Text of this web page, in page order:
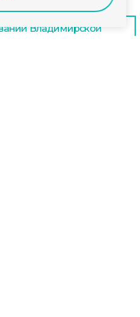
Владимирской
регионального этапа